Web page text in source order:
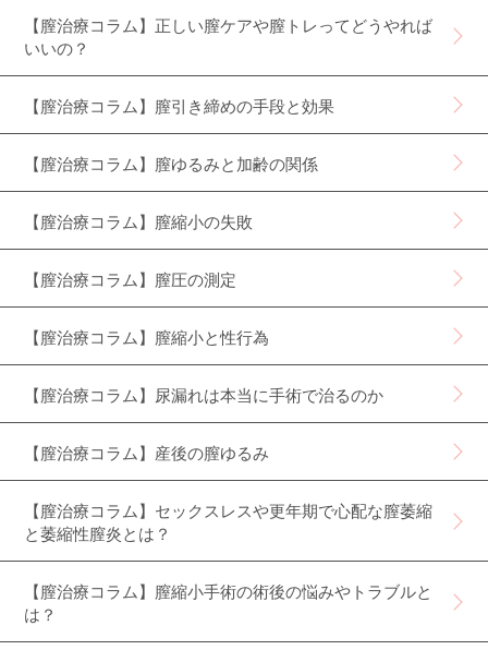
【膣治療コラム】正しい膣ケアや膣トレってどうやれば
いいの？
【膣治療コラム】膣引き締めの手段と効果
【膣治療コラム】膣ゆるみと加齢の関係
【膣治療コラム】膣縮小の失敗
【膣治療コラム】膣圧の測定
【膣治療コラム】膣縮小と性行為
【膣治療コラム】尿漏れは本当に手術で治るのか
【膣治療コラム】産後の膣ゆるみ
【膣治療コラム】セックスレスや更年期で心配な膣萎縮
と萎縮性膣炎とは？
【膣治療コラム】膣縮小手術の術後の悩みやトラブルと
は？